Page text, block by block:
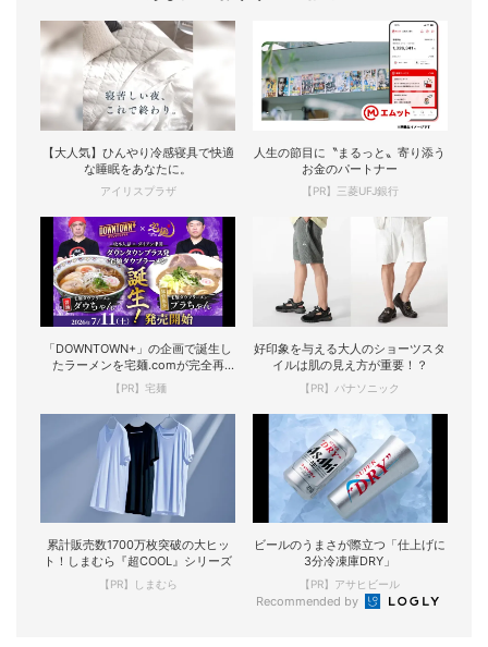
【大人気】ひんやり冷感寝具で快適
な睡眠をあなたに。
アイリスプラザ
人生の節目に〝まるっと〟寄り添う
お金のパートナー
【PR】三菱UFJ銀行
「DOWNTOWN+」の企画で誕生し
たラーメンを宅麺.comが完全再
現！
【PR】宅麺
好印象を与える大人のショーツスタ
イルは肌の見え方が重要！？
【PR】パナソニック
累計販売数1700万枚突破の大ヒッ
ト！しまむら『超COOL』シリーズ
【PR】しまむら
ビールのうまさが際立つ「仕上げに
3分冷凍庫DRY」
【PR】アサヒビール
Recommended by